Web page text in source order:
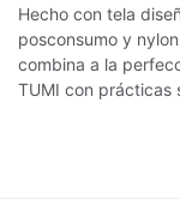
Hecho con tela
posconsumo y
combina a la
TUMI con prácticas